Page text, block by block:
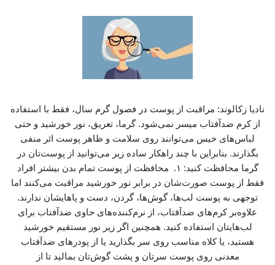
نادیا زکالوند: مراقبت از پوست در فصول گرم سال، فقط با استفاده
از کرم ضدآفتاب میسر نمی‌شود. گرما، تعریق، نور خورشید و حتی
لباس‌های خیس می‌توانند روی سلامت و ظاهر پوست اثر منفی
بگذارند. بنابراین با چند راهکار ساده زیر می‌توانید از پوست‌تان در
گرما محافظت کنید: ۱. محافظت از پوست تمام بدن بیشتر افراد
فقط از پوست صورت‌شان در برابر نور خورشید مراقبت می‌کنند اما
توجهی به پوست لب‌ها، گوش‌ها، گردن، دست و پاهایشان ندارند.
علاوه‌بر کرم‌های ضدآفتاب، از نرم‌کننده‌های حاوی ضدآفتاب برای
لب‌هایتان استفاده کنید. همچنین اگر زیر نور مستقیم خورشید
هستید، یا کلاه مناسب روی سر بگذارید یا از پودرهای ضدآفتاب
معدنی روی پوست سرتان و پشت گوش‌تان بمالید تا از